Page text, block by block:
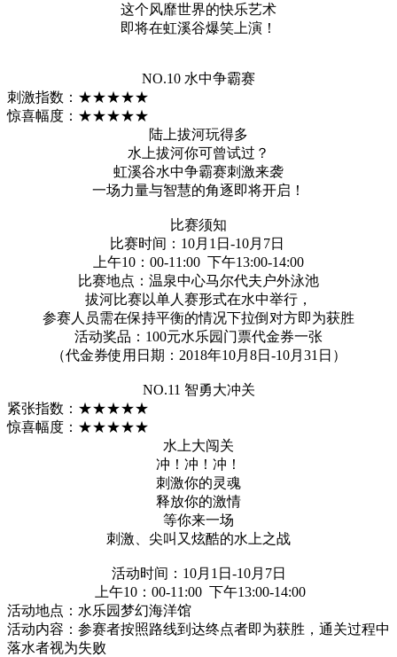
这个风靡世界的快乐艺术
即将在虹溪谷爆笑上演！
NO.10 水中争霸赛
刺激指数：★★★★★
惊喜幅度：★★★★★
陆上拔河玩得多
水上拔河你可曾试过？
虹溪谷水中争霸赛刺激来袭
一场力量与智慧的角逐即将开启！
比赛须知
比赛时间：10月1日-10月7日
上午10：00-11:00 下午13:00-14:00
比赛地点：温泉中心马尔代夫户外泳池
拔河比赛以单人赛形式在水中举行，
参赛人员需在保持平衡的情况下拉倒对方即为获胜
活动奖品：100元水乐园门票代金券一张
（代金券使用日期：2018年10月8日-10月31日）
NO.11 智勇大冲关
紧张指数：★★★★★
惊喜幅度：★★★★★
水上大闯关
冲！冲！冲！
刺激你的灵魂
释放你的激情
等你来一场
刺激、尖叫又炫酷的水上之战
活动时间：10月1日-10月7日
上午10：00-11:00 下午13:00-14:00
活动地点：水乐园梦幻海洋馆
活动内容：参赛者按照路线到达终点者即为获胜，通关过程中
落水者视为失败